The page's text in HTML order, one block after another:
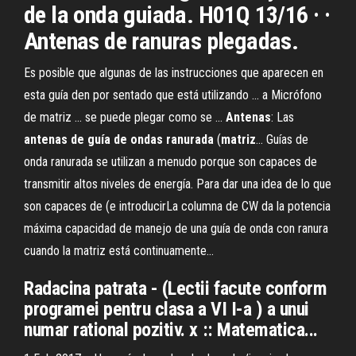
de la onda guiada. H01Q 13/16 · ·
Antenas de ranuras plegadas.
Es posible que algunas de las instrucciones que aparecen en
esta guía den por sentado que está utilizando ... a Micrófono
de matriz ... se puede plegar como se ... Antenas: Las
antenas de guía de ondas ranurada (matriz… Guías de
onda ranurada se utilizan a menudo porque son capaces de
transmitir altos niveles de energía. Para dar una idea de lo que
son capaces de (e introducirLa columna de CW da la potencia
máxima capacidad de manejo de una guía de onda con ranura
cuando la matriz está continuamente...
Radacina patrata - (Lectii facute conform
programei pentru clasa a VI I-a ) a unui
numar rational pozitiv. x :: Matematica...